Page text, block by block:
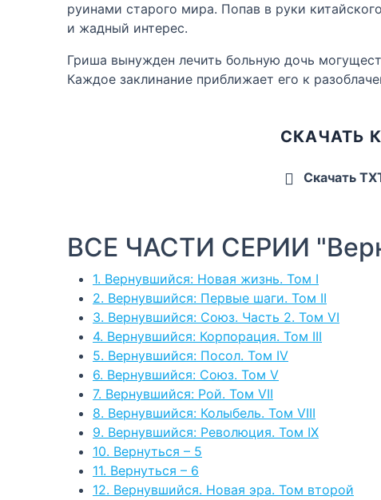
руинами старого мира. Попав в руки
и жадный интерес.
Гриша вынужден лечить больную дочь
Каждое заклинание приближает его к
СКАЧАТЬ
Скачать
ВСЕ ЧАСТИ СЕРИИ
1. Вернувшийся: Новая жизнь. Том I
2. Вернувшийся: Первые шаги. Том II
3. Вернувшийся: Союз. Часть 2. Том VI
4. Вернувшийся: Корпорация. Том III
5. Вернувшийся: Посол. Том IV
6. Вернувшийся: Союз. Том V
7. Вернувшийся: Рой. Том VII
8. Вернувшийся: Колыбель. Том VIII
9. Вернувшийся: Революция. Том IX
10. Вернуться – 5
11. Вернуться – 6
12. Вернувшийся. Новая эра. Том второй